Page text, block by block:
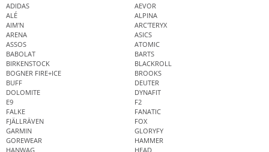
ADIDAS
AEVOR
ALÉ
ALPINA
AIM'N
ARC'TERYX
ARENA
ASICS
ASSOS
ATOMIC
BABOLAT
BARTS
BIRKENSTOCK
BLACKROLL
BOGNER FIRE+ICE
BROOKS
BUFF
DEUTER
DOLOMITE
DYNAFIT
E9
F2
FALKE
FANATIC
FJÄLLRÄVEN
FOX
GARMIN
GLORYFY
GOREWEAR
HAMMER
HANWAG
HEAD